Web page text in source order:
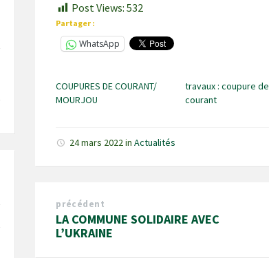
Post Views: 532
Partager :
WhatsApp
COUPURES DE COURANT/
MOURJOU
travaux : coupure de
courant
24 mars 2022inActualités
précédent
LA COMMUNE SOLIDAIRE AVEC
L’UKRAINE